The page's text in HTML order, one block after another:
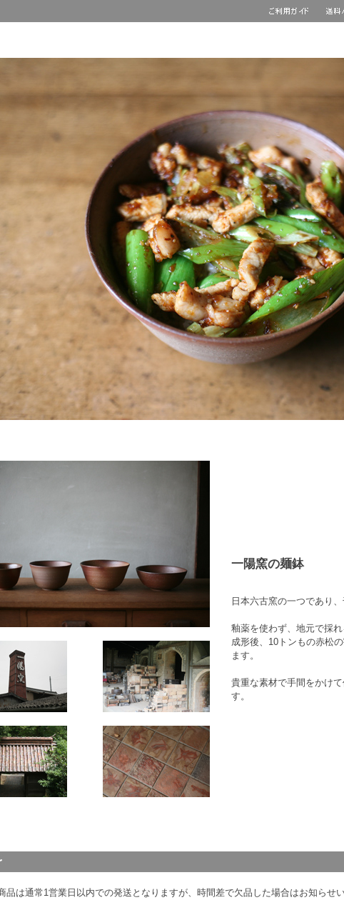
一陽窯の麺鉢
日本六古窯の一つであり
釉薬を使わず、地元で採
成形後、10トンもの赤松
ます。
貴重な素材で手間をかけ
す。
品は通常1営業日以内での発送となりますが、時間差で欠品した場合はお知らせ